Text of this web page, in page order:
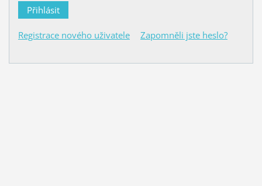
Registrace nového uživatele Zapomněli jste heslo?